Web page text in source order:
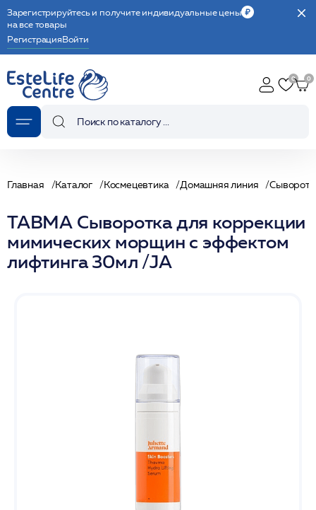
Зарегистрируйтесь и получите индивидуальные цены
на все товары
РегистрацияВойти
Главная Каталог Космецевтика Домашняя линия
ТАВМА Сыворотка для коррекции
мимических морщин с эффектом
лифтинга 30мл /JA